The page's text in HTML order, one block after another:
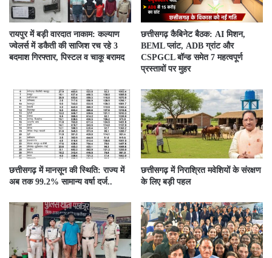
रायपुर में बड़ी वारदात नाकाम: कल्याण
ज्वेलर्स में डकैती की साजिश रच रहे 3
बदमाश गिरफ्तार, पिस्टल व चाकू बरामद
छत्तीसगढ़ कैबिनेट बैठक: AI मिशन,
BEML प्लांट, ADB ग्रांट और
CSPGCL बॉन्ड समेत 7 महत्वपूर्ण
प्रस्तावों पर मुहर
छत्तीसगढ़ में मानसून की स्थिति: राज्य में
अब तक 99.2% सामान्य वर्षा दर्ज..
छत्तीसगढ़ में निराश्रित मवेशियों के संरक्षण
के लिए बड़ी पहल